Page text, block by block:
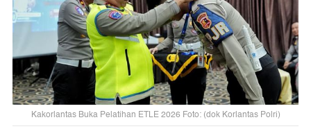
Kakorlantas Buka Pelatihan ETLE 2026 Foto: (dok Korlantas Polri)